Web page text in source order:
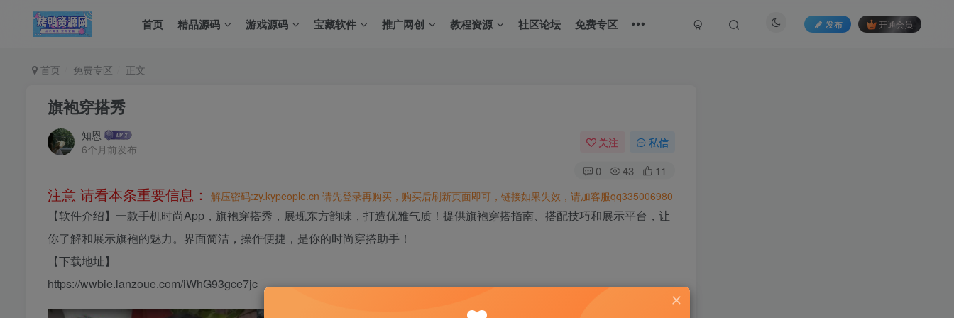
首页 精品源码 游戏源码 宝藏软件 推广网创 教程资源 社区论坛 免费专区 发布 开通会员
首页 免费专区 正文
旗袍穿搭秀
知恩
6个月前发布
关注 私信
0 43 11
注意 请看本条重要信息： 解压密码:zy.kypeople.cn 请先登录再购买，购买后刷新页面即可，链接如果失效，请加客服qq335006980
【软件介绍】一款手机时尚App，旗袍穿搭秀，展现东方韵味，打造优雅气质！提供旗袍穿搭指南、搭配技巧和展示平台，让
你了解和展示旗袍的魅力。界面简洁，操作便捷，是你的时尚穿搭助手！
【下载地址】
https://wwbie.lanzoue.com/iWhG93gce7jc